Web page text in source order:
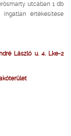
utcában 1 db
értékesítése
László u. 4. Lke-2